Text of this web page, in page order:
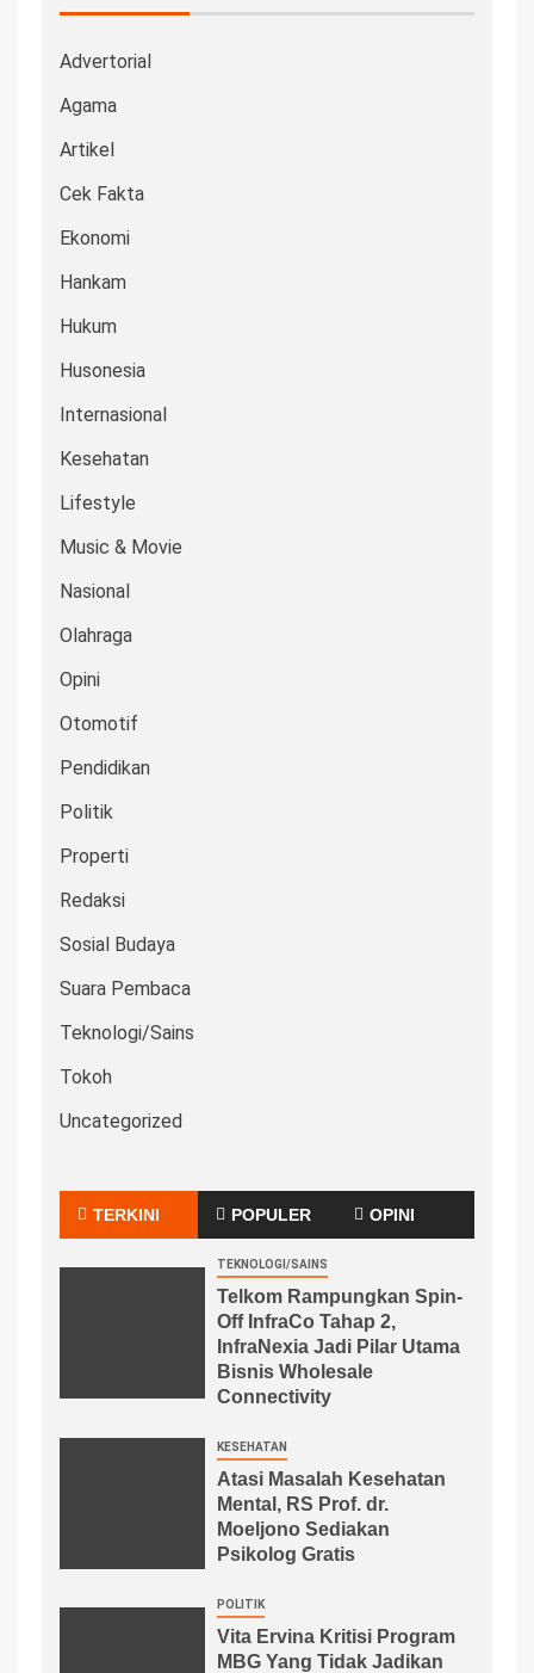
Advertorial
Agama
Artikel
Cek Fakta
Ekonomi
Hankam
Hukum
Husonesia
Internasional
Kesehatan
Lifestyle
Music & Movie
Nasional
Olahraga
Opini
Otomotif
Pendidikan
Politik
Properti
Redaksi
Sosial Budaya
Suara Pembaca
Teknologi/Sains
Tokoh
Uncategorized
TERKINI POPULER OPINI
TEKNOLOGI/SAINS
Telkom Rampungkan Spin-
Off InfraCo Tahap 2,
InfraNexia Jadi Pilar Utama
Bisnis Wholesale
Connectivity
KESEHATAN
Atasi Masalah Kesehatan
Mental, RS Prof. dr.
Moeljono Sediakan
Psikolog Gratis
POLITIK
Vita Ervina Kritisi Program
MBG Yang Tidak Jadikan